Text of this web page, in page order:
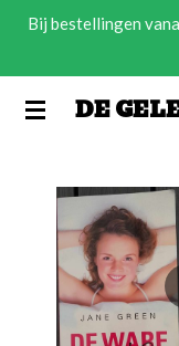
Ga
de
DE
Bij bestellingen